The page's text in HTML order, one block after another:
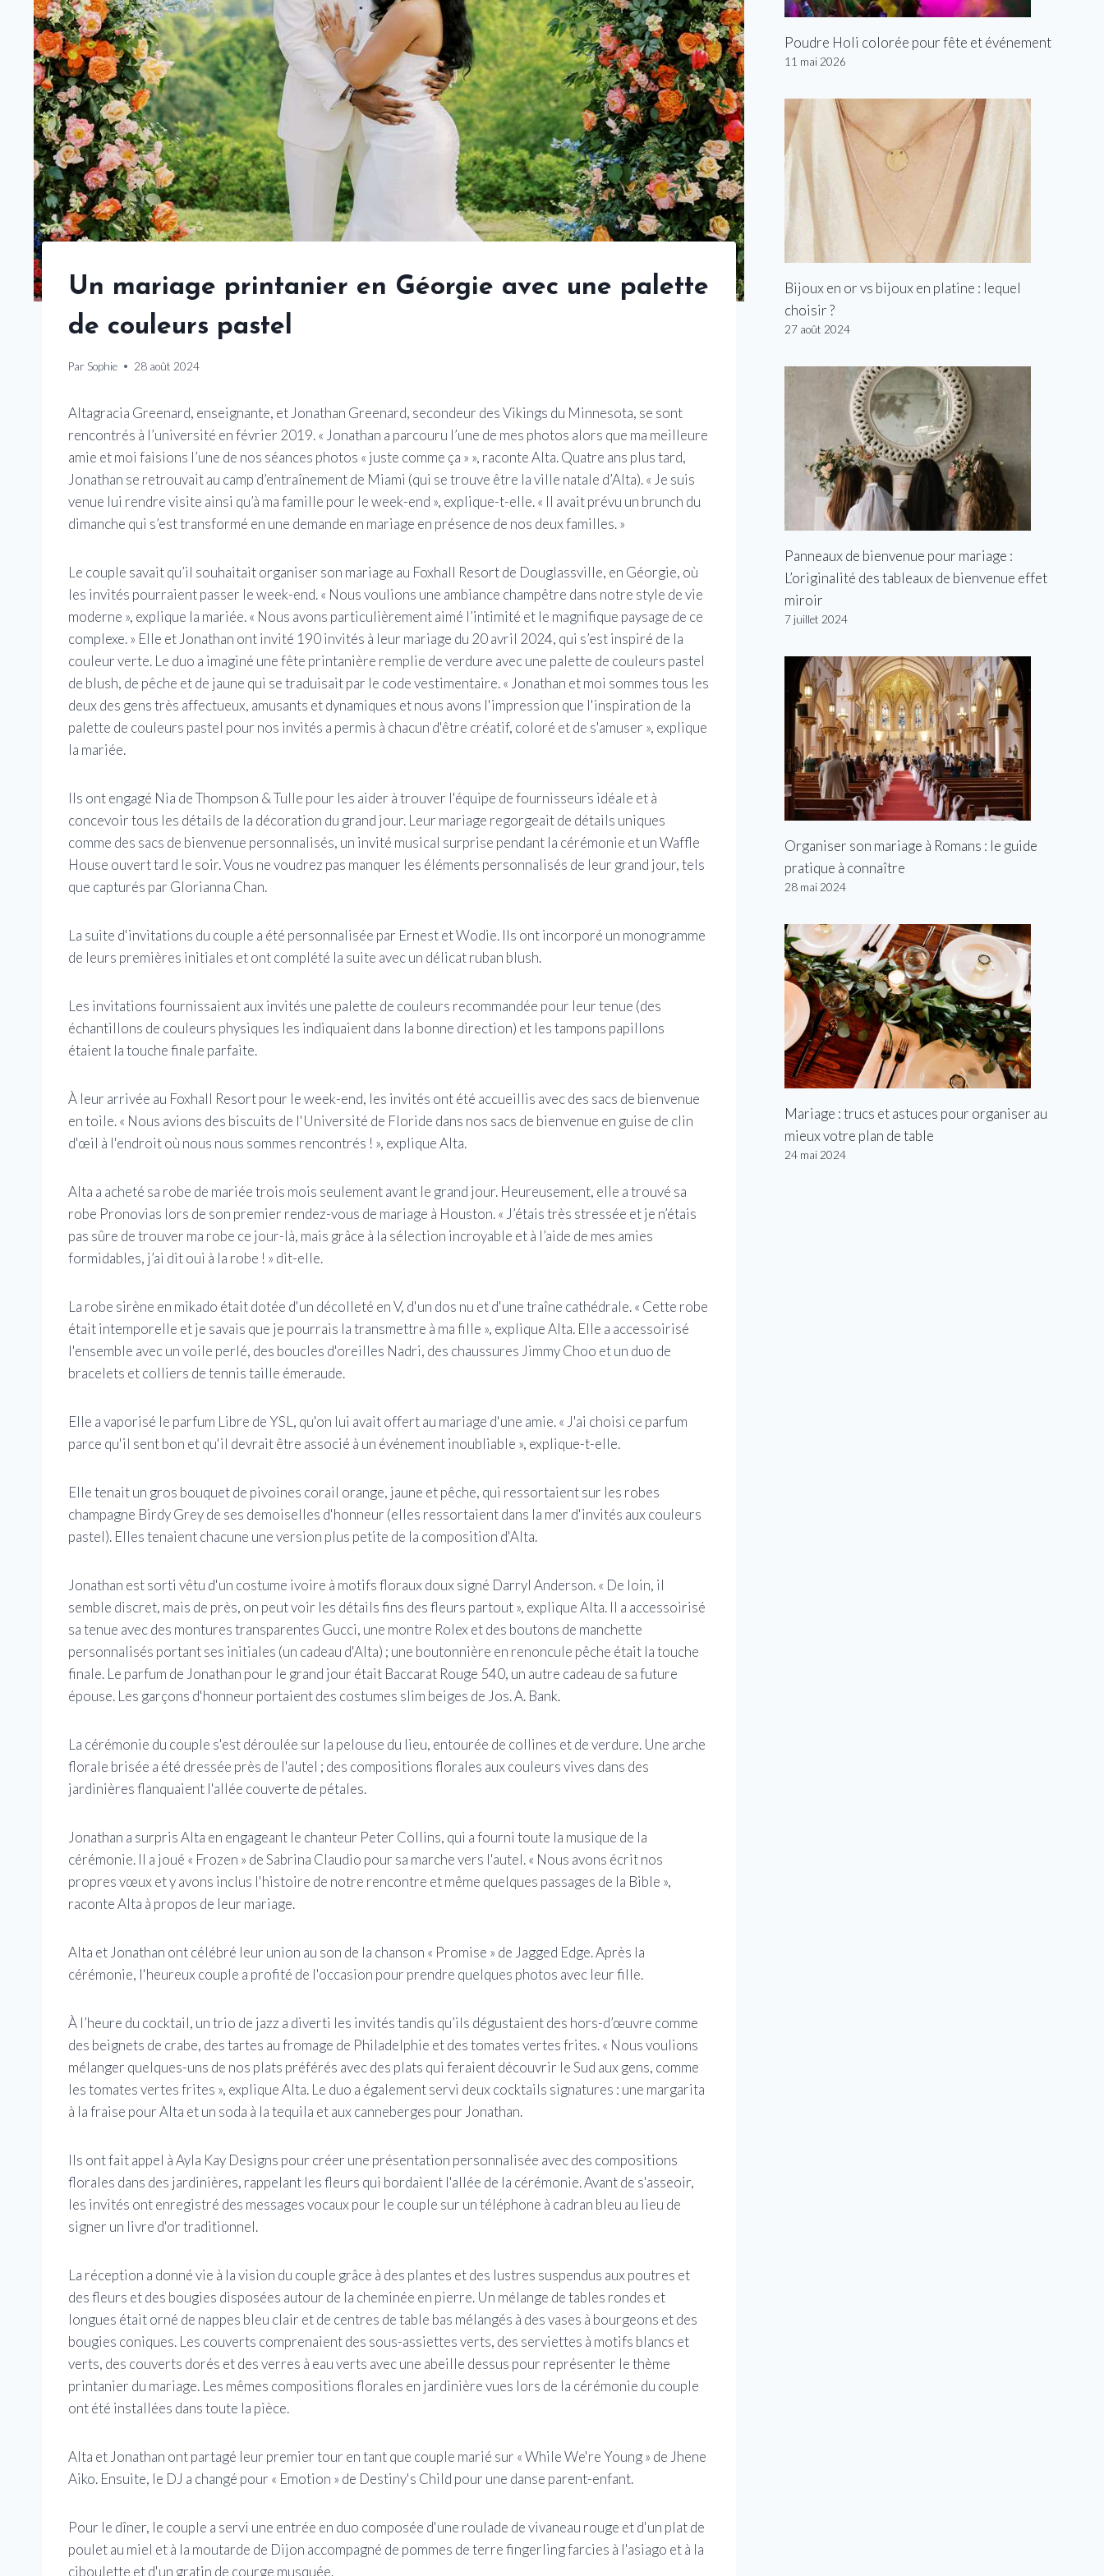
Un mariage printanier en Géorgie avec une palette
de couleurs pastel
Par Sophie 28 août 2024
Altagracia Greenard, enseignante, et Jonathan Greenard, secondeur des Vikings du Minnesota, se sont
rencontrés à l’université en février 2019. « Jonathan a parcouru l’une de mes photos alors que ma meilleure
amie et moi faisions l’une de nos séances photos « juste comme ça » », raconte Alta. Quatre ans plus tard,
Jonathan se retrouvait au camp d’entraînement de Miami (qui se trouve être la ville natale d’Alta). « Je suis
venue lui rendre visite ainsi qu’à ma famille pour le week-end », explique-t-elle. « Il avait prévu un brunch du
dimanche qui s’est transformé en une demande en mariage en présence de nos deux familles. »
Le couple savait qu’il souhaitait organiser son mariage au Foxhall Resort de Douglassville, en Géorgie, où
les invités pourraient passer le week-end. « Nous voulions une ambiance champêtre dans notre style de vie
moderne », explique la mariée. « Nous avons particulièrement aimé l’intimité et le magnifique paysage de ce
complexe. » Elle et Jonathan ont invité 190 invités à leur mariage du 20 avril 2024, qui s’est inspiré de la
couleur verte. Le duo a imaginé une fête printanière remplie de verdure avec une palette de couleurs pastel
de blush, de pêche et de jaune qui se traduisait par le code vestimentaire.« Jonathan et moi sommes tous les
deux des gens très affectueux, amusants et dynamiques et nous avons l'impression que l'inspiration de la
palette de couleurs pastel pour nos invités a permis à chacun d'être créatif, coloré et de s'amuser », explique
la mariée.
Ils ont engagé Nia de Thompson & Tulle pour les aider à trouver l'équipe de fournisseurs idéale et à
concevoir tous les détails de la décoration du grand jour. Leur mariage regorgeait de détails uniques
comme des sacs de bienvenue personnalisés, un invité musical surprise pendant la cérémonie et un Waffle
House ouvert tard le soir. Vous ne voudrez pas manquer les éléments personnalisés de leur grand jour, tels
que capturés par Glorianna Chan.
La suite d'invitations du couple a été personnalisée par Ernest et Wodie. Ils ont incorporé un monogramme
de leurs premières initiales et ont complété la suite avec un délicat ruban blush.
Les invitations fournissaient aux invités une palette de couleurs recommandée pour leur tenue (des
échantillons de couleurs physiques les indiquaient dans la bonne direction) et les tampons papillons
étaient la touche finale parfaite.
À leur arrivée au Foxhall Resort pour le week-end, les invités ont été accueillis avec des sacs de bienvenue
en toile. « Nous avions des biscuits de l'Université de Floride dans nos sacs de bienvenue en guise de clin
d'œil à l'endroit où nous nous sommes rencontrés ! », explique Alta.
Alta a acheté sa robe de mariée trois mois seulement avant le grand jour. Heureusement, elle a trouvé sa
robe Pronovias lors de son premier rendez-vous de mariage à Houston. « J’étais très stressée et je n’étais
pas sûre de trouver ma robe ce jour-là, mais grâce à la sélection incroyable et à l’aide de mes amies
formidables, j’ai dit oui à la robe ! » dit-elle.
La robe sirène en mikado était dotée d'un décolleté en V, d'un dos nu et d'une traîne cathédrale. « Cette robe
était intemporelle et je savais que je pourrais la transmettre à ma fille », explique Alta. Elle a accessoirisé
l'ensemble avec un voile perlé, des boucles d'oreilles Nadri, des chaussures Jimmy Choo et un duo de
bracelets et colliers de tennis taille émeraude.
Elle a vaporisé le parfum Libre de YSL, qu'on lui avait offert au mariage d'une amie. « J'ai choisi ce parfum
parce qu'il sent bon et qu'il devrait être associé à un événement inoubliable », explique-t-elle.
Elle tenait un gros bouquet de pivoines corail orange, jaune et pêche, qui ressortaient sur les robes
champagne Birdy Grey de ses demoiselles d'honneur (elles ressortaient dans la mer d'invités aux couleurs
pastel). Elles tenaient chacune une version plus petite de la composition d'Alta.
Jonathan est sorti vêtu d'un costume ivoire à motifs floraux doux signé Darryl Anderson. « De loin, il
semble discret, mais de près, on peut voir les détails fins des fleurs partout », explique Alta. Il a accessoirisé
sa tenue avec des montures transparentes Gucci, une montre Rolex et des boutons de manchette
personnalisés portant ses initiales (un cadeau d'Alta) ; une boutonnière en renoncule pêche était la touche
finale. Le parfum de Jonathan pour le grand jour était Baccarat Rouge 540, un autre cadeau de sa future
épouse. Les garçons d'honneur portaient des costumes slim beiges de Jos. A. Bank.
La cérémonie du couple s'est déroulée sur la pelouse du lieu, entourée de collines et de verdure. Une arche
florale brisée a été dressée près de l'autel ; des compositions florales aux couleurs vives dans des
jardinières flanquaient l'allée couverte de pétales.
Jonathan a surpris Alta en engageant le chanteur Peter Collins, qui a fourni toute la musique de la
cérémonie. Il a joué « Frozen » de Sabrina Claudio pour sa marche vers l'autel. « Nous avons écrit nos
propres vœux et y avons inclus l'histoire de notre rencontre et même quelques passages de la Bible »,
raconte Alta à propos de leur mariage.
Alta et Jonathan ont célébré leur union au son de la chanson « Promise » de Jagged Edge. Après la
cérémonie, l'heureux couple a profité de l'occasion pour prendre quelques photos avec leur fille.
À l’heure du cocktail, un trio de jazz a diverti les invités tandis qu’ils dégustaient des hors-d’œuvre comme
des beignets de crabe, des tartes au fromage de Philadelphie et des tomates vertes frites. « Nous voulions
mélanger quelques-uns de nos plats préférés avec des plats qui feraient découvrir le Sud aux gens, comme
les tomates vertes frites », explique Alta. Le duo a également servi deux cocktails signatures : une margarita
à la fraise pour Alta et un soda à la tequila et aux canneberges pour Jonathan.
Ils ont fait appel à Ayla Kay Designs pour créer une présentation personnalisée avec des compositions
florales dans des jardinières, rappelant les fleurs qui bordaient l'allée de la cérémonie. Avant de s'asseoir,
les invités ont enregistré des messages vocaux pour le couple sur un téléphone à cadran bleu au lieu de
signer un livre d'or traditionnel.
La réception a donné vie à la vision du couple grâce à des plantes et des lustres suspendus aux poutres et
des fleurs et des bougies disposées autour de la cheminée en pierre. Un mélange de tables rondes et
longues était orné de nappes bleu clair et de centres de table bas mélangés à des vases à bourgeons et des
bougies coniques. Les couverts comprenaient des sous-assiettes verts, des serviettes à motifs blancs et
verts, des couverts dorés et des verres à eau verts avec une abeille dessus pour représenter le thème
printanier du mariage. Les mêmes compositions florales en jardinière vues lors de la cérémonie du couple
ont été installées dans toute la pièce.
Alta et Jonathan ont partagé leur premier tour en tant que couple marié sur « While We're Young » de Jhene
Aiko. Ensuite, le DJ a changé pour « Emotion » de Destiny's Child pour une danse parent-enfant.
Pour le dîner, le couple a servi une entrée en duo composée d'une roulade de vivaneau rouge et d'un plat de
poulet au miel et à la moutarde de Dijon accompagné de pommes de terre fingerling farcies à l'asiago et à la
ciboulette et d'un gratin de courge musquée.
Poudre Holi colorée pour fête et événement
11 mai 2026
Bijoux en or vs bijoux en platine : lequel
choisir ?
27 août 2024
Panneaux de bienvenue pour mariage :
L’originalité des tableaux de bienvenue effet
miroir
7 juillet 2024
Organiser son mariage à Romans : le guide
pratique à connaître
28 mai 2024
Mariage : trucs et astuces pour organiser au
mieux votre plan de table
24 mai 2024